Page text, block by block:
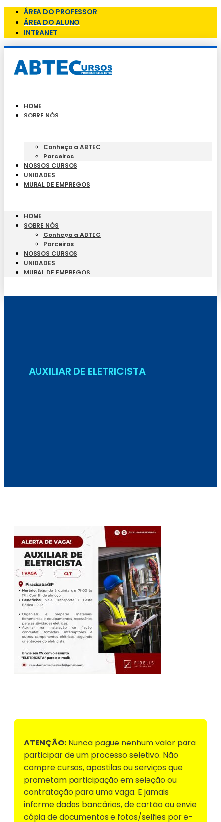
ÁREA DO PROFESSOR
ÁREA DO ALUNO
INTRANET
HOME
SOBRE NÓS
Conheça a ABTEC
Parceiros
NOSSOS CURSOS
UNIDADES
MURAL DE EMPREGOS
HOME
SOBRE NÓS
Conheça a ABTEC
Parceiros
NOSSOS CURSOS
UNIDADES
MURAL DE EMPREGOS
AUXILIAR DE ELETRICISTA
ATENÇÃO: Nunca pague nenhum valor para
participar de um processo seletivo. Não
compre cursos, apostilas ou serviços que
prometam participação em seleção ou
contratação para uma vaga. E jamais
informe dados bancários, de cartão ou envie
cópia de documentos e fotos/selfies por e-